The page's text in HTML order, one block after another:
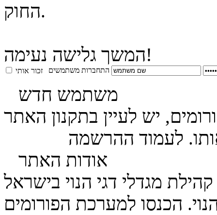
החוק.
המשך גלישה נעימה!
התחברות משתמשים זכור אותי
משתמש חדש
יש לעיין בתקנון האתר
לעמוד ההרשמה
אודות האתר
הכנסו למערכת הפורומים